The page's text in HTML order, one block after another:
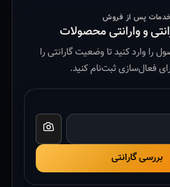
پس از فروش
و وارانتی محصولات
را وارد کنید تا وضعیت گارانتی را
فعال‌سازی ثبت‌نام کنید.
بررسی گارانتی